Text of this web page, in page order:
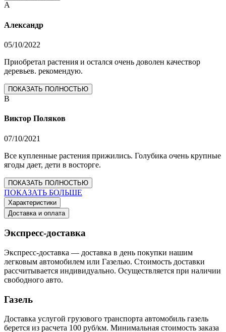
А
Александр
05/10/2022
Приобретал растения и остался очень доволен качествор
деревьев. рекомендую.
ПОКАЗАТЬ ПОЛНОСТЬЮ
В
Виктор Поляков
07/10/2021
Все купленные растения прижились. Голубика очень крупные
ягоды дает, дети в восторге.
ПОКАЗАТЬ ПОЛНОСТЬЮ
ПОКАЗАТЬ БОЛЬШЕ
Характеристики
Доставка и оплата
Экспресс-доставка
Экспресс-доставка — доставка в день покупки нашим
легковым автомобилем или Газелью. Стоимость доставки
рассчитывается индивидуально. Осуществляется при наличии
свободного авто.
Газель
Доставка услугой грузового транспорта автомобиль газель
берется из расчета 100 руб/км. Минимальная стоимость заказа